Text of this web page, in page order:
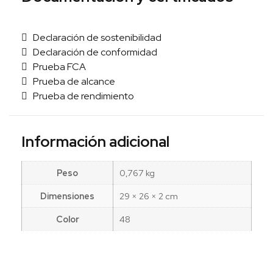
Declaración de sostenibilidad
Declaración de conformidad
Prueba FCA
Prueba de alcance
Prueba de rendimiento
Información adicional
Peso
0,767 kg
Dimensiones
29 × 26 × 2 cm
Color
48